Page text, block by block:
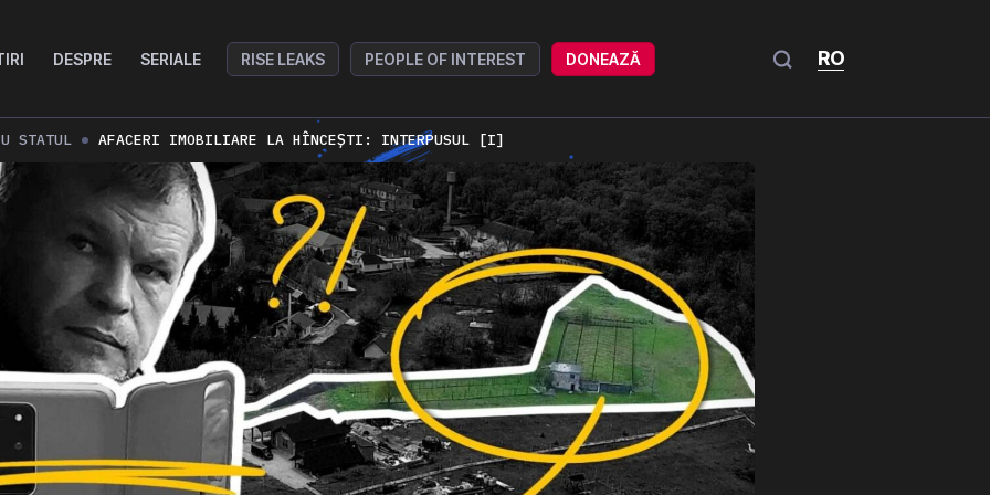
RO
DESPRE SERIALE RISE LEAKS PEOPLE OF INTEREST DONEAZĂ
STATUL AFACERI IMOBILIARE LA HÎNCEȘTI: INTERPUSUL [I]